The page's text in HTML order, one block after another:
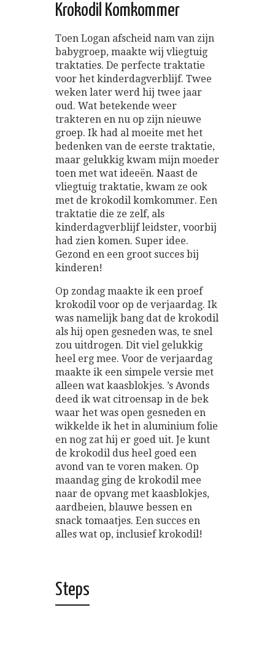
Krokodil Komkommer
Toen Logan afscheid nam van zijn
babygroep, maakte wij vliegtuig
traktaties. De perfecte traktatie
voor het kinderdagverblijf. Twee
weken later werd hij twee jaar
oud. Wat betekende weer
trakteren en nu op zijn nieuwe
groep. Ik had al moeite met het
bedenken van de eerste traktatie,
maar gelukkig kwam mijn moeder
toen met wat ideeën. Naast de
vliegtuig traktatie, kwam ze ook
met de krokodil komkommer. Een
traktatie die ze zelf, als
kinderdagverblijf leidster, voorbij
had zien komen. Super idee.
Gezond en een groot succes bij
kinderen!
Op zondag maakte ik een proef
krokodil voor op de verjaardag. Ik
was namelijk bang dat de krokodil
als hij open gesneden was, te snel
zou uitdrogen. Dit viel gelukkig
heel erg mee. Voor de verjaardag
maakte ik een simpele versie met
alleen wat kaasblokjes. ’s Avonds
deed ik wat citroensap in de bek
waar het was open gesneden en
wikkelde ik het in aluminium folie
en nog zat hij er goed uit. Je kunt
de krokodil dus heel goed een
avond van te voren maken. Op
maandag ging de krokodil mee
naar de opvang met kaasblokjes,
aardbeien, blauwe bessen en
snack tomaatjes. Een succes en
alles wat op, inclusief krokodil!
Steps